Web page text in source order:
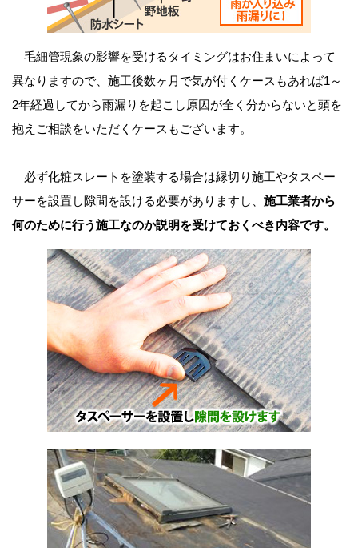
毛細管現象の影響を受けるタイミングはお住まいによって
異なりますので、施工後数ヶ月で気が付くケースもあれば1～
2年経過してから雨漏りを起こし原因が全く分からないと頭を
抱えご相談をいただくケースもございます。
必ず化粧スレートを塗装する場合は縁切り施工やタスペー
サーを設置し隙間を設ける必要がありますし、 施工業者から
何のために行う施工なのか説明を受けておくべき内容です。